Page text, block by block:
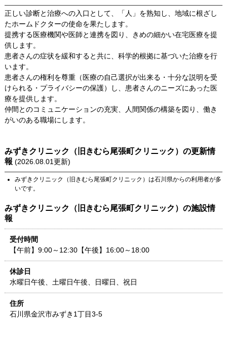
正しい診断と治療への入口として、「人」を熟知し、地域に根ざし
たホームドクターの使命を果たします。
提携する医療機関や医師と連携を図り、きめの細かい在宅医療を提
供します。
患者さんの症状を緩和すると共に、科学的根拠に基づいた治療を行
います。
患者さんの権利を尊重（医療の自己選択が出来る・十分な説明を受
けられる・プライバシーの保護）し、患者さんのニーズにあった医
療を提供します。
仲間とのコミュニケーションの充実、人間関係の構築を図り、働き
がいのある職場にします。
みずきクリニック（旧きむら尾張町クリニック） の更新情
報 (2026.08.01更新)
みずきクリニック（旧きむら尾張町クリニック） は石川県からの利用者が多
いです。
みずきクリニック（旧きむら尾張町クリニック） の施設情
報
受付時間
【午前】9:00～12:30【午後】16:00～18:00
休診日
水曜日午後、土曜日午後、日曜日、祝日
住所
石川県金沢市みずき1丁目3-5